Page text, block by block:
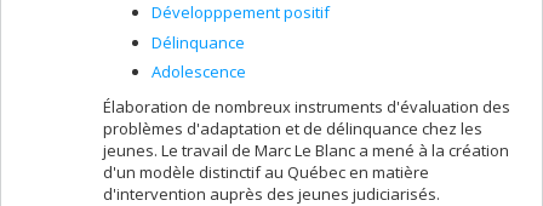
Développpement positif
Délinquance
Adolescence
Élaboration de nombreux instruments d'évaluation des
problèmes d'adaptation et de délinquance chez les
jeunes. Le travail de Marc Le Blanc a mené à la création
d'un modèle distinctif au Québec en matière
d'intervention auprès des jeunes judiciarisés.